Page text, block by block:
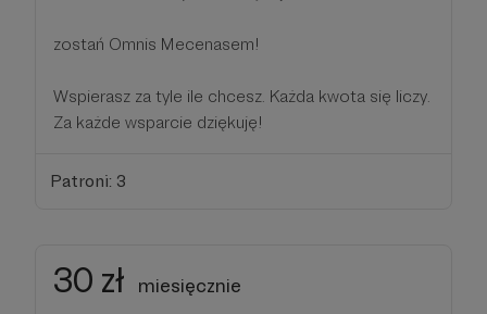
zostań Omnis Mecenasem!
Wspierasz za tyle ile chcesz. Każda kwota się liczy.
Za każde wsparcie dziękuję!
Patroni: 3
30 zł miesięcznie